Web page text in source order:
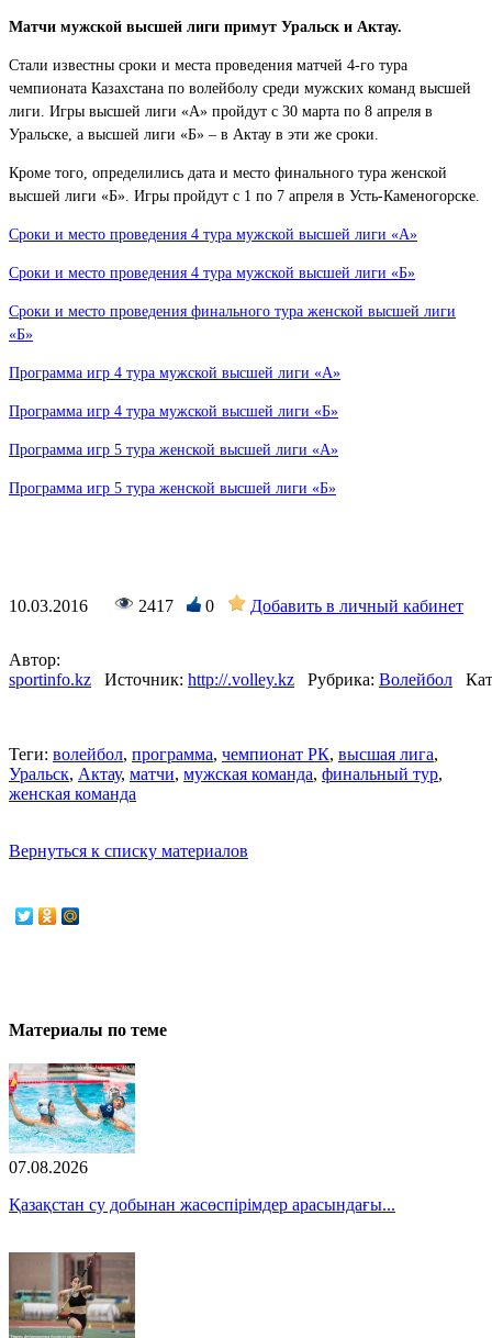
Матчи мужской высшей лиги примут Уральск и Актау.
Стали известны сроки и места проведения матчей 4-го тура
чемпионата Казахстана по волейболу среди мужских команд высшей
лиги. Игры высшей лиги «А» пройдут с 30 марта по 8 апреля в
Уральске, а высшей лиги «Б» – в Актау в эти же сроки.
Кроме того, определились дата и место финального тура женской
высшей лиги «Б». Игры пройдут с 1 по 7 апреля в Усть-Каменогорске.
Сроки и место проведения 4 тура мужской высшей лиги «А»
Сроки и место проведения 4 тура мужской высшей лиги «Б»
Сроки и место проведения финального тура женской высшей лиги
«Б»
Программа игр 4 тура мужской высшей лиги «А»
Программа игр 4 тура мужской высшей лиги «Б»
Программа игр 5 тура женской высшей лиги «А»
Программа игр 5 тура женской высшей лиги «Б»
10.03.2016 2417 0 Добавить в личный кабинет
Автор:
sportinfo.kz
Источник: http://.volley.kz Рубрика: Волейбол
Теги: волейбол, программа, чемпионат РК, высшая лига,
Уральск, Актау, матчи, мужская команда, финальный тур,
женская команда
Вернуться к списку материалов
Материалы по теме
07.08.2026
Қазақстан су добынан жасөспірімдер арасындағы...